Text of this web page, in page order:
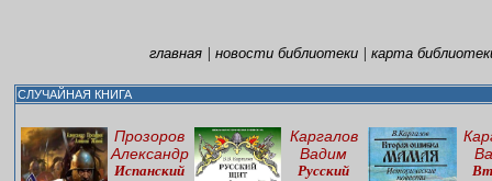
главная| новости библиотеки| карта
СЛУЧАЙНАЯ КНИГА
Прозоров
Александр
Испанский
Каргалов
Вадим
Русский